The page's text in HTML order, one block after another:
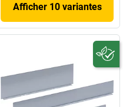
Afficher 10 variantes